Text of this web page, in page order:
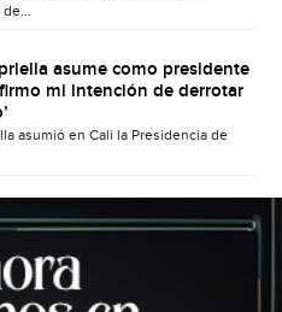
asume como presidente
mi intención de derrotar
asumió en Cali la Presidencia de